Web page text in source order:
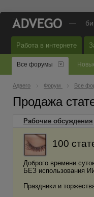
—
Работа в интернете
Все форумы
Адвего Форум Все
Продажа
Рабочие обсуждения
100
Доброго времени
БЕЗ использования
Праздники и